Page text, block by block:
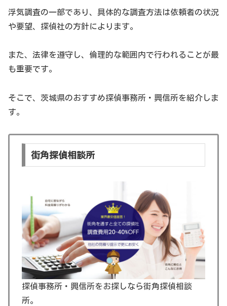
浮気調査の一部であり、具体的な調査方法は依頼者の状況
や要望、探偵社の方針によります。
また、法律を遵守し、倫理的な範囲内で行われることが最
も重要です。
そこで、茨城県のおすすめ探偵事務所・興信所を紹介しま
す。
街角探偵相談所
探偵事務所・興信所をお探しなら街角探偵相談
所。